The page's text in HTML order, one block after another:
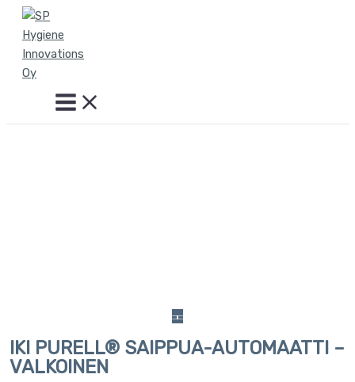
Siirry
sisältöön
IKI PURELL® SAIPPUA-AUTOMAATTI –
VALKOINEN